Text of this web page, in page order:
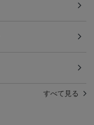
すべて見る